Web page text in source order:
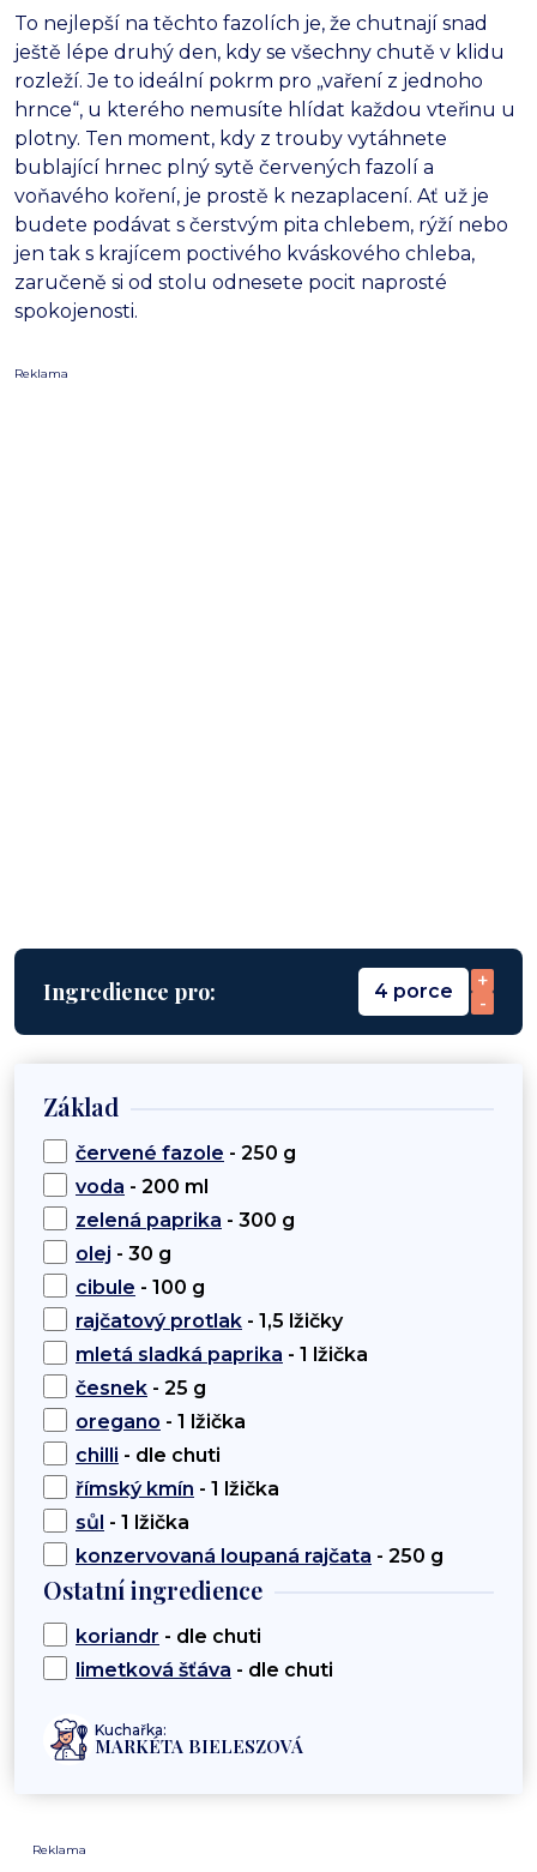
To nejlepší na těchto fazolích je, že chutnají snad
ještě lépe druhý den, kdy se všechny chutě v klidu
rozleží. Je to ideální pokrm pro „vaření z jednoho
hrnce“, u kterého nemusíte hlídat každou vteřinu u
plotny. Ten moment, kdy z trouby vytáhnete
bublající hrnec plný sytě červených fazolí a
voňavého koření, je prostě k nezaplacení. Ať už je
budete podávat s čerstvým pita chlebem, rýží nebo
jen tak s krajícem poctivého kváskového chleba,
zaručeně si od stolu odnesete pocit naprosté
spokojenosti.
Reklama
Ingredience pro: 4 porce
+
-
Základ
červené fazole - 250 g
voda - 200 ml
zelená paprika - 300 g
olej - 30 g
cibule - 100 g
rajčatový protlak - 1,5 lžičky
mletá sladká paprika - 1 lžička
česnek - 25 g
oregano - 1 lžička
chilli - dle chuti
římský kmín - 1 lžička
sůl - 1 lžička
konzervovaná loupaná rajčata - 250 g
Ostatní ingredience
koriandr - dle chuti
limetková šťáva - dle chuti
Kuchařka:
MARKÉTA BIELESZOVÁ
Reklama